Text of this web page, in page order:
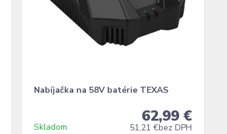
Nabíjačka na 58V batérie TEXAS
62,99 €
51,21 €bez DPH
Skladom